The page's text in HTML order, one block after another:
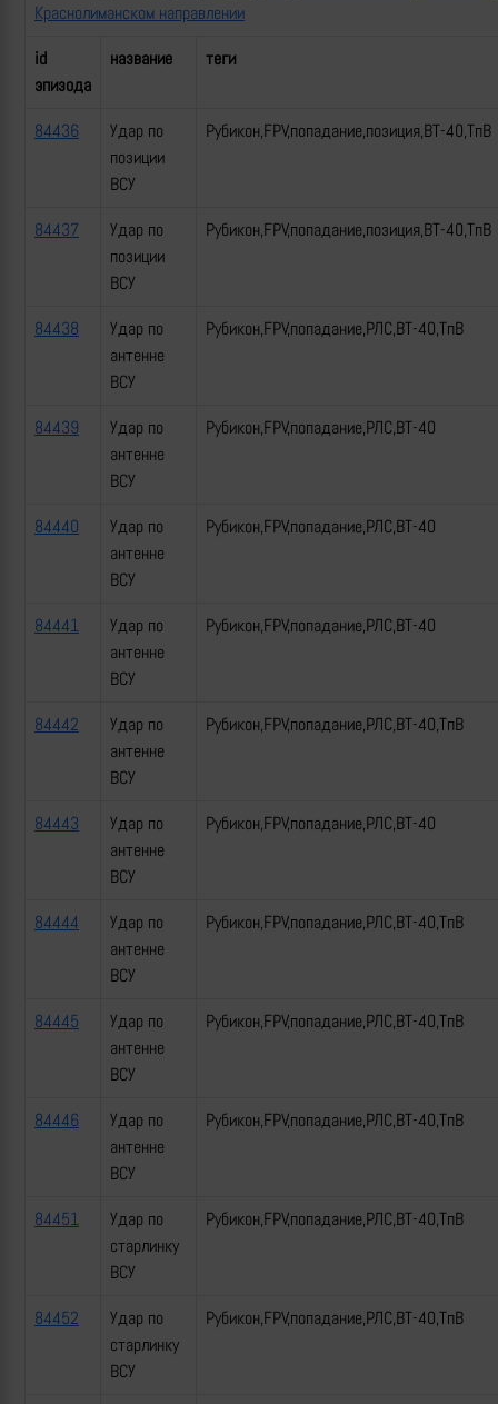
Краснолиманском направлении
id
эпизода
название теги
84436
Удар по
позиции
ВСУ
Рубикон,FPV,попадание,позиция,ВТ-40,ТпВ
84437
Удар по
позиции
ВСУ
Рубикон,FPV,попадание,позиция,ВТ-40,ТпВ
84438
Удар по
антенне
ВСУ
Рубикон,FPV,попадание,РЛС,ВТ-40,ТпВ
84439
Удар по
антенне
ВСУ
Рубикон,FPV,попадание,РЛС,ВТ-40
84440
Удар по
антенне
ВСУ
Рубикон,FPV,попадание,РЛС,ВТ-40
84441
Удар по
антенне
ВСУ
Рубикон,FPV,попадание,РЛС,ВТ-40
84442
Удар по
антенне
ВСУ
Рубикон,FPV,попадание,РЛС,ВТ-40,ТпВ
84443
Удар по
антенне
ВСУ
Рубикон,FPV,попадание,РЛС,ВТ-40
84444
Удар по
антенне
ВСУ
Рубикон,FPV,попадание,РЛС,ВТ-40,ТпВ
84445
Удар по
антенне
ВСУ
Рубикон,FPV,попадание,РЛС,ВТ-40,ТпВ
84446
Удар по
антенне
ВСУ
Рубикон,FPV,попадание,РЛС,ВТ-40,ТпВ
84451
Удар по
старлинку
ВСУ
Рубикон,FPV,попадание,РЛС,ВТ-40,ТпВ
84452
Удар по
старлинку
ВСУ
Рубикон,FPV,попадание,РЛС,ВТ-40,ТпВ